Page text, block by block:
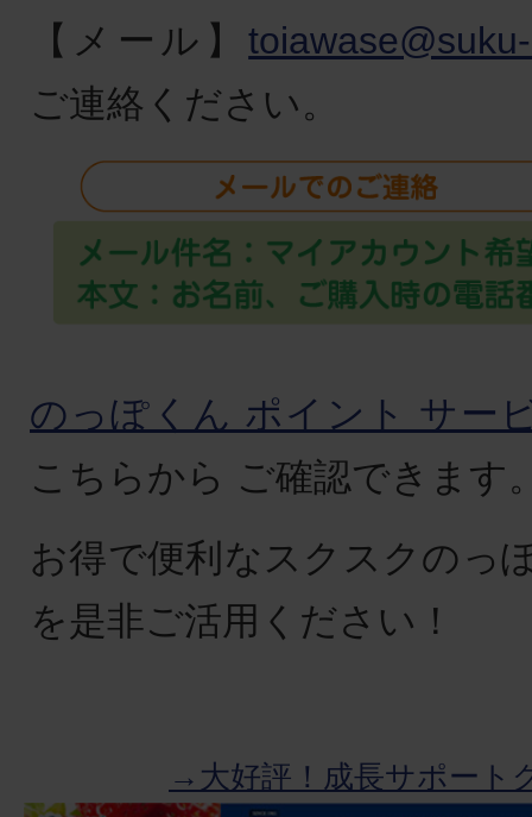
【メール】
ご連絡ください。
のっぽくん ポイント サー
こちらから ご確認できます
お得で便利なスクスクのっ
を是非ご活用ください！
→大好評！成長サポート